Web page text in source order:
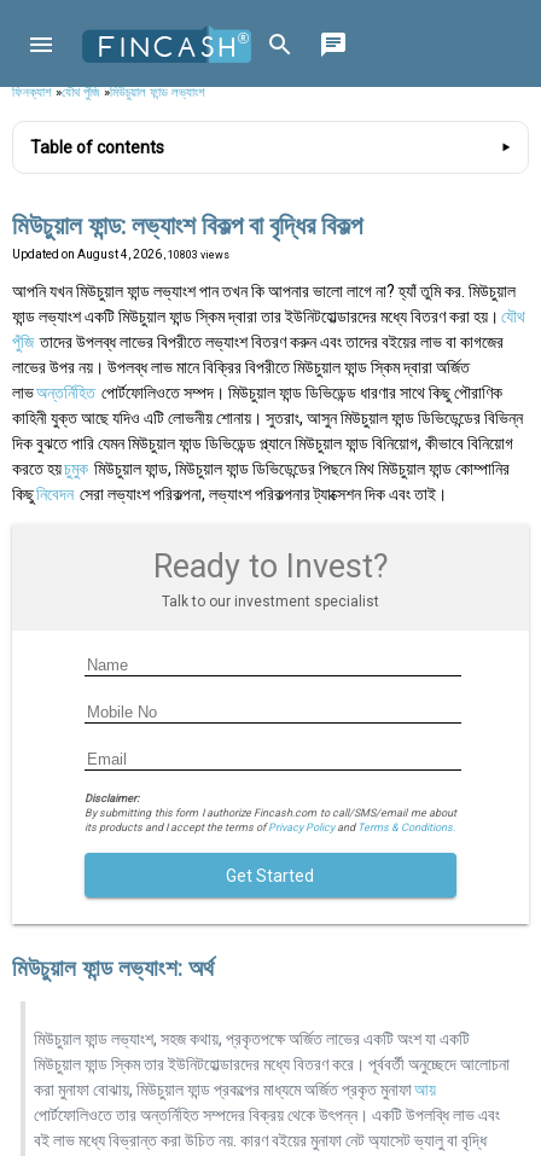
ফিনক্যাশ»যৌথ পুঁজি»মিউচুয়াল ফান্ড লভ্যাংশ
Table of contents
মিউচুয়াল ফান্ড: লভ্যাংশ বিকল্প বা বৃদ্ধির বিকল্প
Updated on August 4, 2026 , 10803 views
আপনি যখন মিউচুয়াল ফান্ড লভ্যাংশ পান তখন কি আপনার ভালো লাগে না? হ্যাঁ তুমি কর. মিউচুয়াল
ফান্ড লভ্যাংশ একটি মিউচুয়াল ফান্ড স্কিম দ্বারা তার ইউনিটহোল্ডারদের মধ্যে বিতরণ করা হয়। যৌথ
পুঁজি তাদের উপলব্ধ লাভের বিপরীতে লভ্যাংশ বিতরণ করুন এবং তাদের বইয়ের লাভ বা কাগজের
লাভের উপর নয়। উপলব্ধ লাভ মানে বিক্রির বিপরীতে মিউচুয়াল ফান্ড স্কিম দ্বারা অর্জিত
লাভঅন্তর্নিহিত পোর্টফোলিওতে সম্পদ। মিউচুয়াল ফান্ড ডিভিডেন্ড ধারণার সাথে কিছু পৌরাণিক
কাহিনী যুক্ত আছে যদিও এটি লোভনীয় শোনায়। সুতরাং, আসুন মিউচুয়াল ফান্ড ডিভিডেন্ডের বিভিন্ন
দিক বুঝতে পারি যেমন মিউচুয়াল ফান্ড ডিভিডেন্ড প্ল্যানে মিউচুয়াল ফান্ড বিনিয়োগ, কীভাবে বিনিয়োগ
করতে হয়চুমুক মিউচুয়াল ফান্ড, মিউচুয়াল ফান্ড ডিভিডেন্ডের পিছনে মিথ মিউচুয়াল ফান্ড কোম্পানির
কিছুনিবেদন সেরা লভ্যাংশ পরিকল্পনা, লভ্যাংশ পরিকল্পনার ট্যাক্সেশন দিক এবং তাই।
Ready to Invest?
Talk to our investment specialist
Disclaimer:
By submitting this form I authorize Fincash.com to call/SMS/email me about
its products and I accept the terms ofPrivacy Policyand Terms & Conditions.
Get Started
মিউচুয়াল ফান্ড লভ্যাংশ: অর্থ
মিউচুয়াল ফান্ড লভ্যাংশ, সহজ কথায়, প্রকৃতপক্ষে অর্জিত লাভের একটি অংশ যা একটি
মিউচুয়াল ফান্ড স্কিম তার ইউনিটহোল্ডারদের মধ্যে বিতরণ করে। পূর্ববর্তী অনুচ্ছেদে আলোচনা
করা মুনাফা বোঝায়, মিউচুয়াল ফান্ড প্রকল্পের মাধ্যমে অর্জিত প্রকৃত মুনাফাআয়
পোর্টফোলিওতে তার অন্তর্নিহিত সম্পদের বিক্রয় থেকে উৎপন্ন। একটি উপলব্ধি লাভ এবং
বই লাভ মধ্যে বিভ্রান্ত করা উচিত নয়. কারণ বইয়ের মুনাফা নেট অ্যাসেট ভ্যালু বা বৃদ্ধি